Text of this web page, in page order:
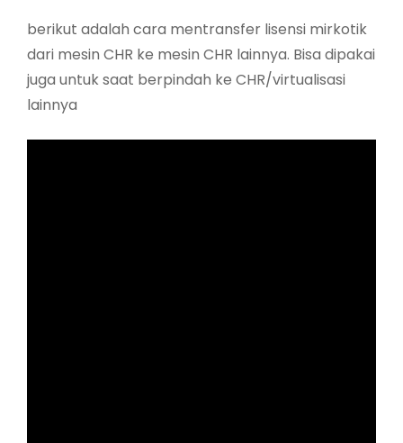
berikut adalah cara mentransfer lisensi mirkotik
dari mesin CHR ke mesin CHR lainnya. Bisa dipakai
juga untuk saat berpindah ke CHR/virtualisasi
lainnya